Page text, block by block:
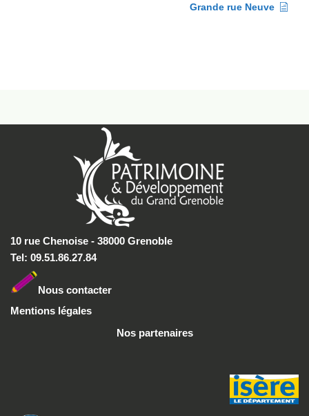
Grande rue Neuve
10 rue Chenoise - 38000 Grenoble
Tel: 09.51.86.27.84
Nous contacter
Mentions légales
Nos partenaires